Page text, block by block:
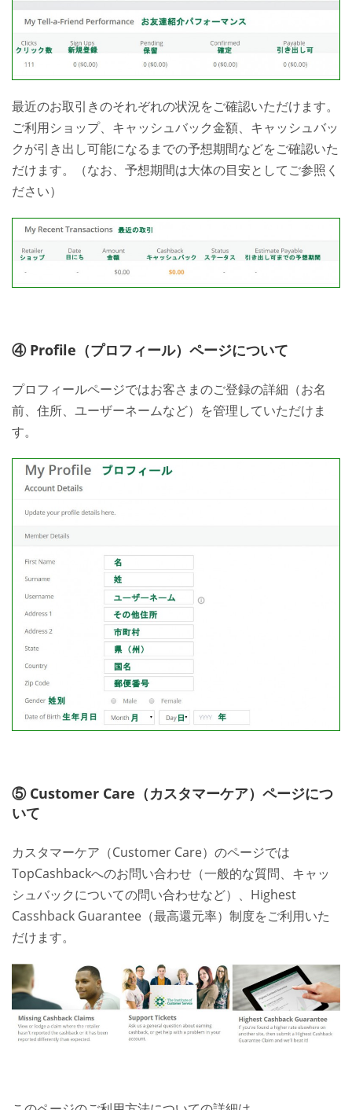
最近のお取引きのそれぞれの状況をご確認いただけます。
ご利用ショップ、キャッシュバック金額、キャッシュバッ
クが引き出し可能になるまでの予想期間などをご確認いた
だけます。（なお、予想期間は大体の目安としてご参照く
ださい）
④ Profile（プロフィール）ページについて
プロフィールページではお客さまのご登録の詳細（お名
前、住所、ユーザーネームなど）を管理していただけま
す。
⑤ Customer Care（カスタマーケア）ページにつ
いて
カスタマーケア（Customer Care）のページでは
TopCashbackへのお問い合わせ（一般的な質問、キャッ
シュバックについての問い合わせなど）、Highest
Casshback Guarantee（最高還元率）制度をご利用いた
だけます。